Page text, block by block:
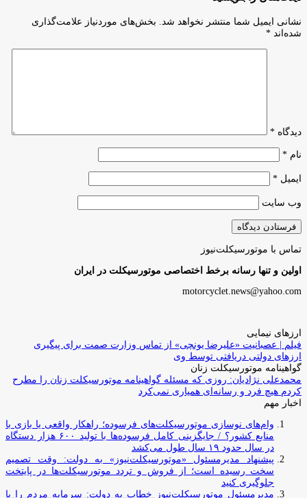
نشانی ایمیل شما منتشر نخواهد شد.
بخش‌های موردنیاز علامت‌گذاری
شده‌اند *
دیدگاه *
نام *
ایمیل *
وب‌ سایت
تماس با موتورسیکلت‌نیوز
اولین و تنها رسانه برخط اختصاصی موتورسیکلت در ایران
motorcyclet.news@yahoo.com
ارزهای نیمایی
فیلم | عصبانیت «علیرضا یونچی» از تماس وزارت صمت برای پیگیری
ارزهای دولتی دریافتی توسط وی
گواهینامه موتورسیکلت زنان
محمدعلی نژادیان: روزی که مسئله گواهینامه موتورسیکلت زنان را مطرح
کردم هیچ فرد و رسانه‌ای همیاری نمی‌کرد
اخبار مهم
وام‌های نوسازی موتورسیکلت‌های فرسوده؛ راهکار واقعی یا بازی با
منابع کشور؟ / جایگزینی کامل فرسوده‌ها با تولید ۶۰۰ هزار دستگاه
در سال حدود ۱۹ سال طول می‌کشد
پیشنهاد مدیرمسئول «موتورسیکلت‌نیوز» به دولت: وقت تصمیم
سخت رسیده است؛ از فروش و تردد موتورسیکلت‌ها در پایتخت
جلوگیری کنید
مدیرمسئول موتورسیکلت‌نیوز خطاب به دولت: سرمایه مردم را با